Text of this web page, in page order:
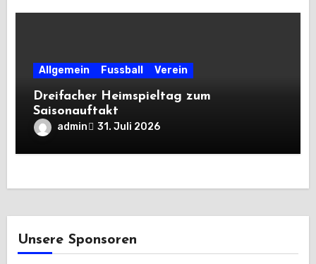
Allgemein Fussball Verein
Dreifacher Heimspieltag zum
Saisonauftakt
admin 31. Juli 2026
Unsere Sponsoren